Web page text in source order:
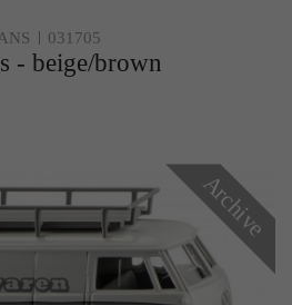
031705
- beige/brown
Archive